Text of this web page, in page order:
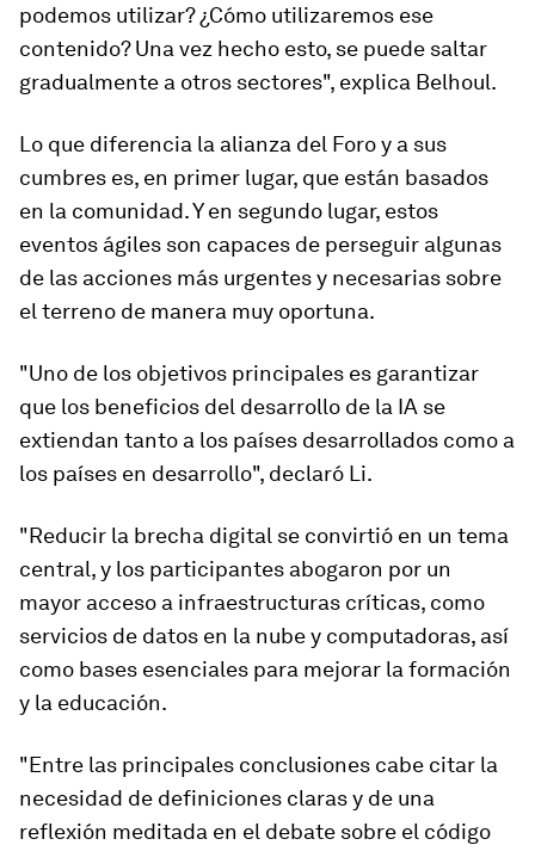
podemos utilizar? ¿Cómo utilizaremos ese
contenido? Una vez hecho esto, se puede saltar
gradualmente a otros sectores", explica Belhoul.
Lo que diferencia la alianza del Foro y a sus
cumbres es, en primer lugar, que están basados
en la comunidad. Y en segundo lugar, estos
eventos ágiles son capaces de perseguir algunas
de las acciones más urgentes y necesarias sobre
el terreno de manera muy oportuna.
"Uno de los objetivos principales es garantizar
que los beneficios del desarrollo de la IA se
extiendan tanto a los países desarrollados como a
los países en desarrollo", declaró Li.
"Reducir la brecha digital se convirtió en un tema
central, y los participantes abogaron por un
mayor acceso a infraestructuras críticas, como
servicios de datos en la nube y computadoras, así
como bases esenciales para mejorar la formación
y la educación.
"Entre las principales conclusiones cabe citar la
necesidad de definiciones claras y de una
reflexión meditada en el debate sobre el código